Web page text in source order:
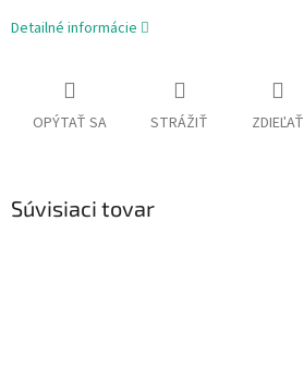
Detailné informácie
OPÝTAŤ SA STRÁŽIŤ ZDIEĽAŤ
Súvisiaci tovar